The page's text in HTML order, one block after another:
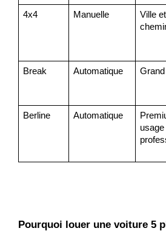
4x4 Manuelle
Ville et
Break Automatique
Berline Automatique
usage
Pourquoi louer une voiture 5